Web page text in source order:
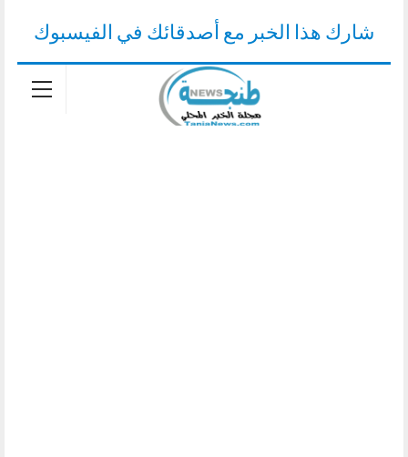
شارك هذا الخبر مع أصدقائك في الفيسبوك